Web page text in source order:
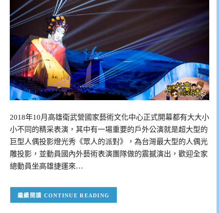
2018年10月高雄衛武營國家藝術文化中心正式開幕都有大大小
小不同的精采表演，其中有一場重要的戶外公演就是超大型的
巨型人偶投影燈光秀《眾人的派對》，為台灣最大型的人偶光
雕投影，並動員國內外藝術表演團隊做的震撼演出，歡迎全家
總動員坐高雄捷運來…
CONTINUE READING